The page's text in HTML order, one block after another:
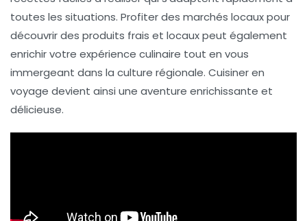
toutes les situations. Profiter des marchés locauxpour
découvrir des produits frais et locaux peut également
enrichir votre expérience culinaire tout en vous
immergeant dans la culture régionale. Cuisiner en
voyage devient ainsi une aventure enrichissante et
délicieuse.